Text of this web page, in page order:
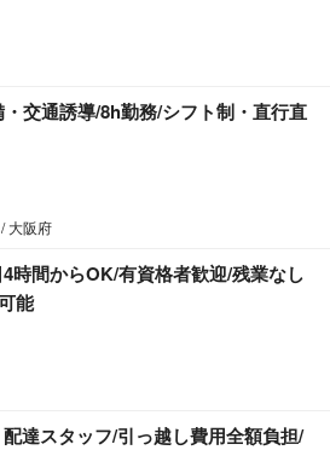
交通誘導/8h勤務/シフト制・直行直
大阪府
時間からOK/有資格者歓迎/残業なし
能
配達スタッフ/引っ越し費用全額負担/